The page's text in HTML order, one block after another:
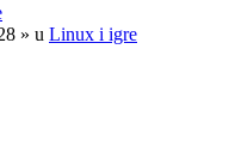
» u Linux i igre